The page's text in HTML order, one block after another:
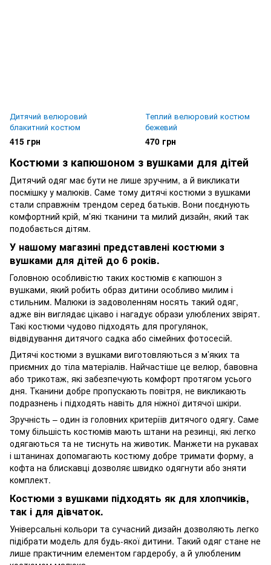
Дитячий велюровий
блакитний костюм
415 грн
Теплий велюровий костюм
бежевий
470 грн
Костюми з капюшоном з вушками для дітей
Дитячий одяг має бути не лише зручним, а й викликати
посмішку у малюків. Саме тому дитячі костюми з вушками
стали справжнім трендом серед батьків. Вони поєднують
комфортний крій, м’які тканини та милий дизайн, який так
подобається дітям.
У нашому магазині представлені костюми з
вушками для дітей до 6 років.
Головною особливістю таких костюмів є капюшон з
вушками, який робить образ дитини особливо милим і
стильним. Малюки із задоволенням носять такий одяг,
адже він виглядає цікаво і нагадує образи улюблених звірят.
Такі костюми чудово підходять для прогулянок,
відвідування дитячого садка або сімейних фотосесій.
Дитячі костюми з вушками виготовляються з м’яких та
приємних до тіла матеріалів. Найчастіше це велюр, бавовна
або трикотаж, які забезпечують комфорт протягом усього
дня. Тканини добре пропускають повітря, не викликають
подразнень і підходять навіть для ніжної дитячої шкіри.
Зручність – один із головних критеріїв дитячого одягу. Саме
тому більшість костюмів мають штани на резинці, які легко
одягаються та не тиснуть на животик. Манжети на рукавах
і штанинах допомагають костюму добре тримати форму, а
кофта на блискавці дозволяє швидко одягнути або зняти
комплект.
Костюми з вушками підходять як для хлопчиків,
так і для дівчаток.
Універсальні кольори та сучасний дизайн дозволяють легко
підібрати модель для будь-якої дитини. Такий одяг стане не
лише практичним елементом гардеробу, а й улюбленим